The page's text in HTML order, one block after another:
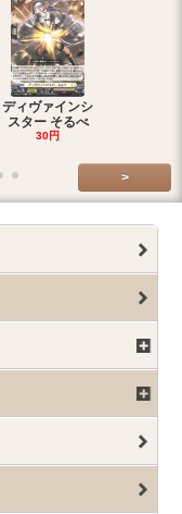
ディヴァインシ
スター そるべ
30円
>